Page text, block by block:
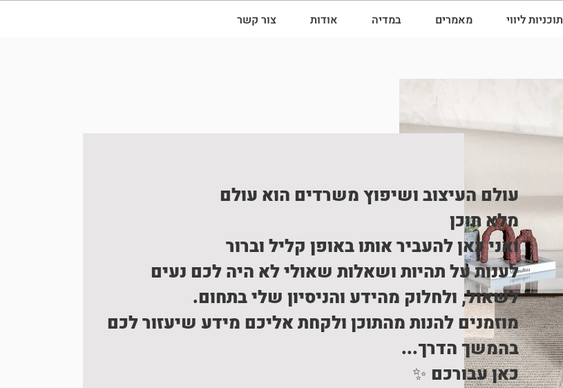
תוכניות ליווי מאמרים במדיה אודות צור קשר
עולם העיצוב ושיפוץ משרדים הוא עולם
מלא תוכן
ואני כאן להעביר אותו באופן קליל וברור
לענות על תהיות ושאלות שאולי לא היה לכם נעים
לשאול, ולחלוק מהידע והניסיון שלי בתחום.
מוזמנים להנות מהתוכן ולקחת אליכם מידע שיעזור לכם
בהמשך הדרך...
כאן עבורכם ✨